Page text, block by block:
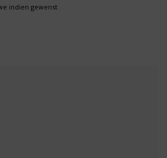
indien gewenst